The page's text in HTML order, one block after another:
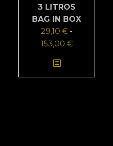
3 LITROS
BAG IN BOX
29,10 € -
153,00 €Rango
desde
Este